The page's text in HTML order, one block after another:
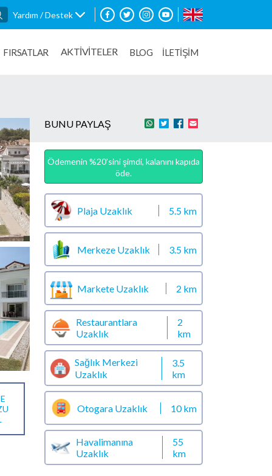
Yardım / Destek
FIRSATLAR AKTİVİTELER BLOG İLETİŞİM
BUNU PAYLAŞ
Ödemenin %20’sini şimdi, kalanını kapıda
öde.
Plaja Uzaklık 5.5 km
Merkeze Uzaklık 3.5 km
Markete Uzaklık 2 km
Restaurantlara
Uzaklık
2
km
Sağlık Merkezi
Uzaklık
3.5
km
Otogara Uzaklık 10 km
Havalimanına
Uzaklık
55
km